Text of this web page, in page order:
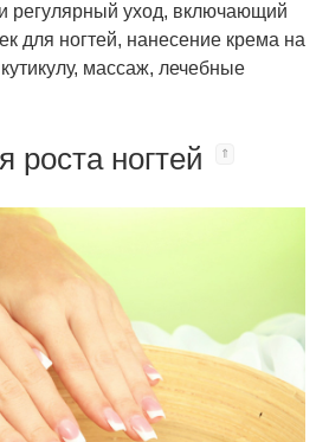
регулярный уход, включающий
для ногтей, нанесение крема на
массаж, лечебные
роста ногтей